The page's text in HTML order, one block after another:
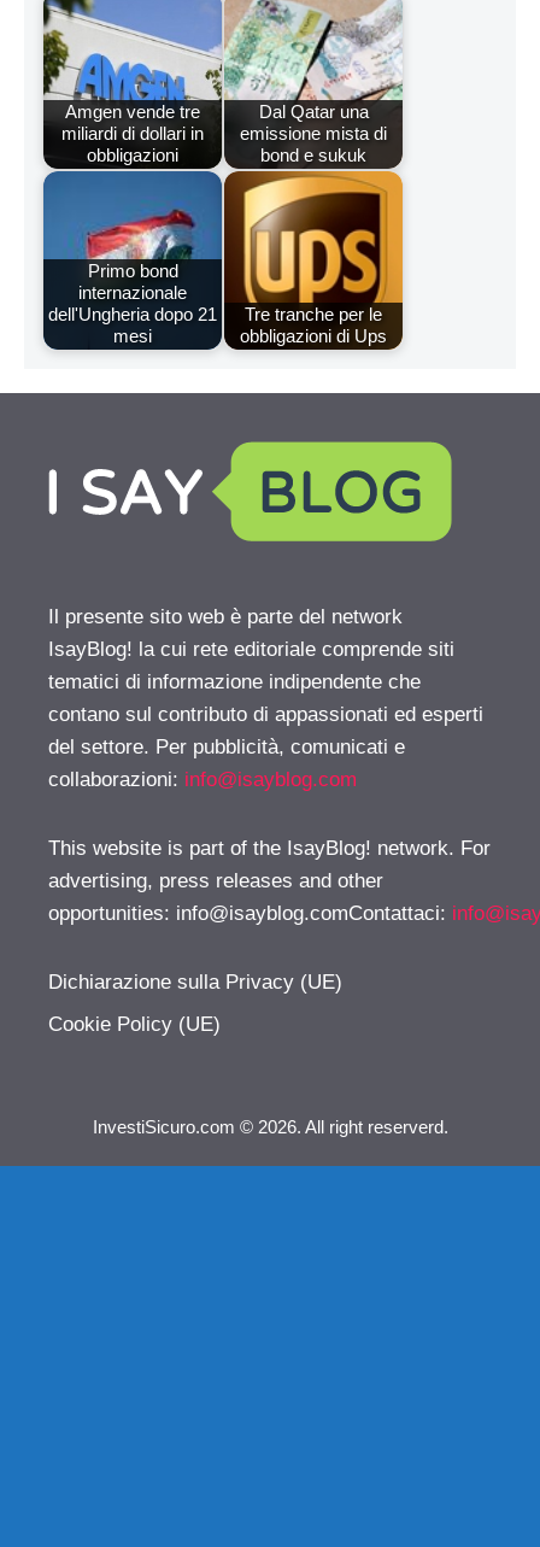
Amgen vende tre
miliardi di dollari in
obbligazioni
Dal Qatar una
emissione mista di
bond e sukuk
Primo bond
internazionale
dell'Ungheria dopo 21
mesi
Tre tranche per le
obbligazioni di Ups
Il presente sito web è parte del network
IsayBlog! la cui rete editoriale comprende siti
tematici di informazione indipendente che
contano sul contributo di appassionati ed esperti
del settore. Per pubblicità, comunicati e
collaborazioni: info@isayblog.com
This website is part of the IsayBlog! network. For
advertising, press releases and other
opportunities: info@isayblog.comContattaci:
Dichiarazione sulla Privacy (UE)
Cookie Policy (UE)
InvestiSicuro.com © 2026. All right reserverd.